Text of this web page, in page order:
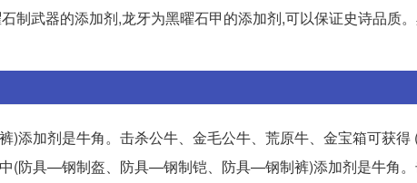
制武器的添加剂,龙牙为黑曜石甲的添加剂,可以保证史诗品质
加剂是牛角。击杀公牛、金毛公牛、荒原牛、金宝箱可获
(防具—钢制盔、防具—钢制铠、防具—钢制裤)添加剂是牛角